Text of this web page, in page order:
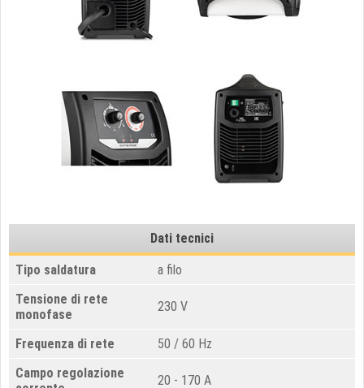
Dati tecnici
Tipo saldatura
a filo
Tensione di rete
monofase
230 V
Frequenza di rete
50 / 60 Hz
Campo regolazione
20 - 170 A